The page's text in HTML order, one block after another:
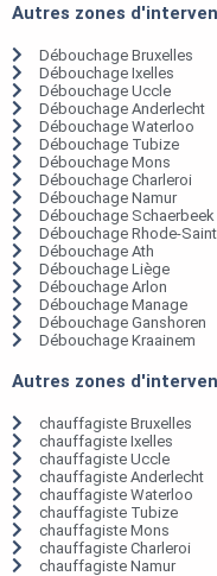
Autres zones
Débouchage Bruxelles
Débouchage Ixelles
Débouchage Uccle
Débouchage Anderlecht
Débouchage Waterloo
Débouchage Tubize
Débouchage Mons
Débouchage Charleroi
Débouchage Namur
Débouchage Schaerbeek
Débouchage Rhode-
Débouchage Ath
Débouchage Liège
Débouchage Arlon
Débouchage Manage
Débouchage Ganshoren
Débouchage Kraainem
Autres zones
chauffagiste Bruxelles
chauffagiste Ixelles
chauffagiste Uccle
chauffagiste Anderlecht
chauffagiste Waterloo
chauffagiste Tubize
chauffagiste Mons
chauffagiste Charleroi
chauffagiste Namur